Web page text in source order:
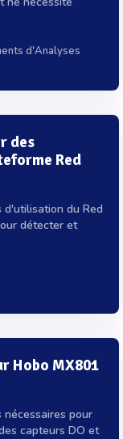
d'Analyses
des
Red
du Red
détecter et
Hobo MX801
pour
capteurs DO et